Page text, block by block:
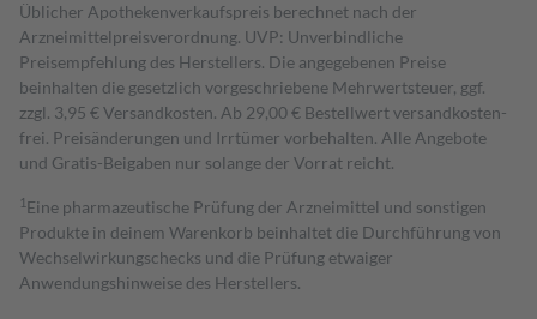
Üblicher Apothekenverkaufspreis berechnet nach der
Arzneimittelpreisverordnung. UVP: Unverbindliche
Preisempfehlung des Herstellers. Die angegebenen Preise
beinhalten die gesetzlich vorgeschriebene Mehrwertsteuer, ggf.
zzgl. 3,95 € Versandkosten. Ab 29,00 € Bestell­wert versand­kosten­
frei. Preisänderungen und Irrtümer vorbehalten. Alle Angebote
und Gratis-Beigaben nur solange der Vorrat reicht.
1 Eine pharmazeutische Prüfung der Arzneimittel und sonstigen
Produkte in deinem Warenkorb beinhaltet die Durchführung von
Wechselwirkungschecks und die Prüfung etwaiger
Anwendungshinweise des Herstellers.